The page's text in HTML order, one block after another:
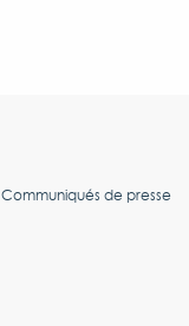
Communiqués de presse